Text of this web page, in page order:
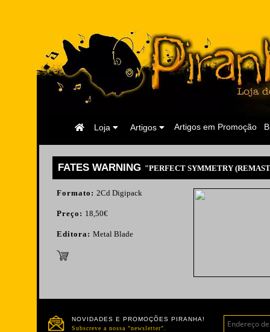
Artigos em Promoção
Artigos
Loja
Página
FATES WARNING "PERFECT SYMMETRY
Formato: 2Cd Digipack
Preço: 18,50€
Editora: Metal Blade
NOVIDADES E PROMOÇÕES PIRANHA!
Subscreve a nossa "newsletter".